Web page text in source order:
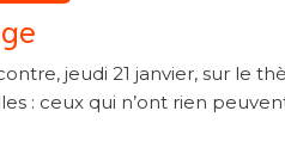
jeudi 21 janvier, sur le
: ceux qui n’ont rien